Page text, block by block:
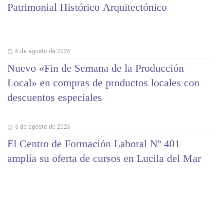
Patrimonial Histórico Arquitectónico
6 de agosto de 2026
Nuevo «Fin de Semana de la Producción
Local» en compras de productos locales con
descuentos especiales
6 de agosto de 2026
El Centro de Formación Laboral Nº 401
amplía su oferta de cursos en Lucila del Mar